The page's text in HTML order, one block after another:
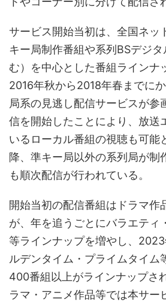
サービス開始当初は、全国ネッ
キー局制作番組や系列BSデジ
む）を中心とした番組ラインナ
2016年秋から2018年春までに
局系の見逃し配信サービスが参
信を開始したことにより、放送
いるローカル番組の視聴も可能
降、準キー局以外の系列局が制
も順次配信が行われている。
開始当初の配信番組はドラマ作
が、年を追うごとにバラエティ
等ラインナップを増やし、
ルデンタイム・プライムタイム
400番組以上がラインナップさ
ラマ・アニメ作品等では本サー